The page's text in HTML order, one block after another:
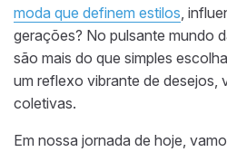
moda que definem estilos ,
gerações? No pulsante mundo
são mais do que simples
um reflexo vibrante de desejos,
coletivas.
Em nossa jornada de hoje,